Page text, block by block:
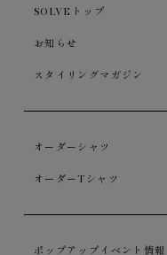
SOLVEトップ
お知らせ
スタイリングマガジン
オーダーシャツ
オーダーTシャツ
ポップアップイベント情報